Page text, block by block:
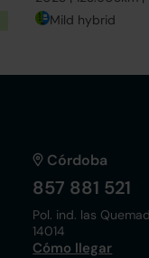
Mild hybrid
Córdoba
857 881 521
Pol. ind. las
14014
Cómo llegar